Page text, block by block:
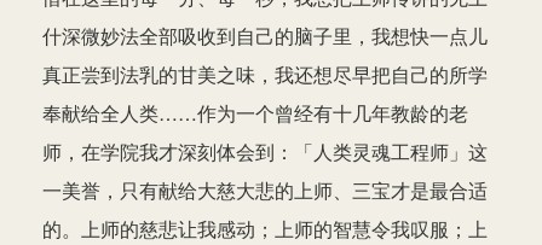
什深微妙法全部吸收到自己的脑子里，我想快一点儿
真正尝到法乳的甘美之味，我还想尽早把自己的所学
奉献给全人类……作为一个曾经有十几年教龄的老
师，在学院我才深刻体会到：「人类灵魂工程师」这
一美誉，只有献给大慈大悲的上师、三宝才是最合适
的。上师的慈悲让我感动；上师的智慧令我叹服；上